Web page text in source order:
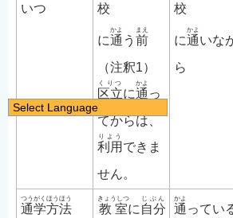
いつ 校
に通
かよ
う 前
まえ
（注釈1）
区立
くりつ
に通
かよ
っ
てからは、
利用
りよう
できま
せん。
校
に通
かよ
いな
ら
通学方法
つうがくほうほう
教室
きょうしつ
に 自分
じぶん
通
かよ
ってい
Select Language
繁體中文